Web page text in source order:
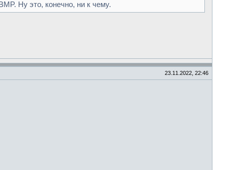
Ну это, конечно, ни к чему.
23.11.2022, 22:46